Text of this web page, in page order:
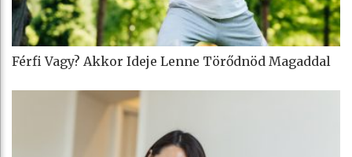
Férfi Vagy? Akkor Ideje Lenne Törődnöd Magaddal